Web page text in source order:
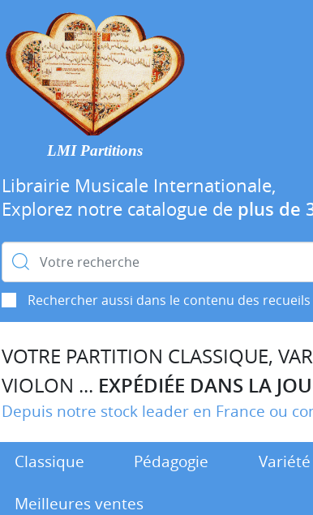
LMI Partitions
Librairie Musicale Internationale,
Explorez notre catalogue de plus de
Rechercher :
Rechercher aussi dans le contenu des recueils
VOTRE PARTITION CLASSIQUE,
VIOLON ... EXPÉDIÉE DANS LA
Depuis notre stock leader en France ou
Classique Pédagogie Variété
Meilleures ventes